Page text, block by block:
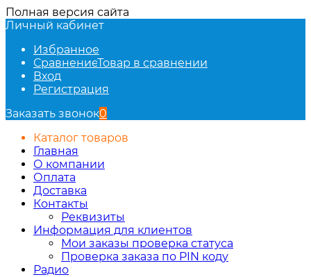
Полная версия сайта
Личный кабинет
Избранное
СравнениеТовар в сравнении
Вход
Регистрация
Заказать звонок0
Каталог товаров
Главная
О компании
Оплата
Доставка
Контакты
Реквизиты
Информация для клиентов
Мои заказы проверка статуса
Проверка заказа по PIN коду
Радио